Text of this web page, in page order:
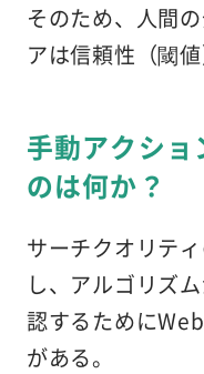
そのため、人間
アは信頼性（閾
手動アクシ
のは何か？
サーチクオリテ
し、アルゴリズ
認するために
がある。